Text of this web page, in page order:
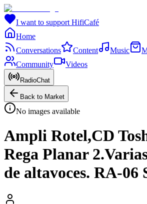
I want to support HifiCafé
Home
Conversations
Content Music
Community
Videos
RadioChat
Back to Market
No images available
Ampli Rotel,CD
Rega Planar
de altavoces. RA-06